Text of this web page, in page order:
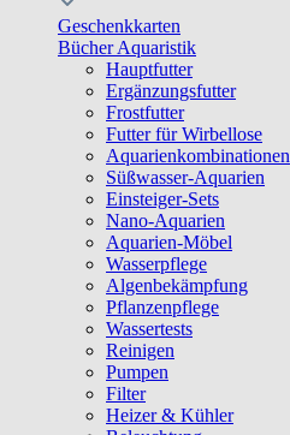
Geschenkkarten
Bücher Aquaristik
Hauptfutter
Ergänzungsfutter
Frostfutter
Futter für Wirbellose
Aquarienkombinationen
Süßwasser-Aquarien
Einsteiger-Sets
Nano-Aquarien
Aquarien-Möbel
Wasserpflege
Algenbekämpfung
Pflanzenpflege
Wassertests
Reinigen
Pumpen
Filter
Heizer & Kühler